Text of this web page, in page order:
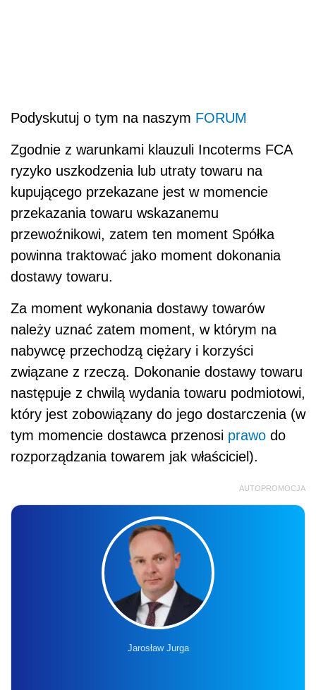
Podyskutuj o tym na naszym FORUM
Zgodnie z warunkami klauzuli Incoterms FCA
ryzyko uszkodzenia lub utraty towaru na
kupującego przekazane jest w momencie
przekazania towaru wskazanemu
przewoźnikowi, zatem ten moment Spółka
powinna traktować jako moment dokonania
dostawy towaru.
Za moment wykonania dostawy towarów
należy uznać zatem moment, w którym na
nabywcę przechodzą ciężary i korzyści
związane z rzeczą. Dokonanie dostawy towaru
następuje z chwilą wydania towaru podmiotowi,
który jest zobowiązany do jego dostarczenia (w
tym momencie dostawca przenosi prawo do
rozporządzania towarem jak właściciel).
AUTOPROMOCJA
Jarosław Jurga